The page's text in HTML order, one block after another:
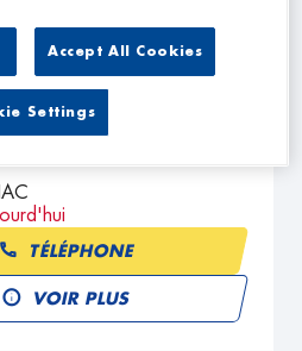
TÉLÉPHONE
VOIR PLUS
Accept All Cookies
Settings